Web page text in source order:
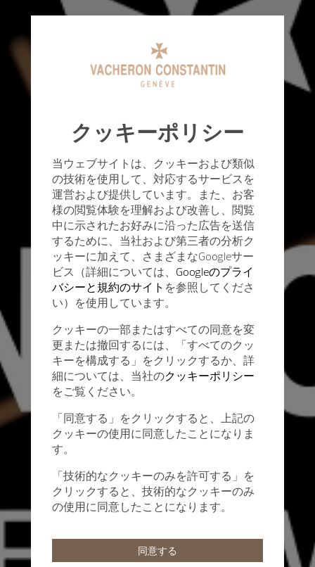
クッキーポリシー
当ウェブサイトは、クッキーおよび類似
の技術を使用して、対応するサービスを
運営および提供しています。また、お客
様の閲覧体験を理解および改善し、閲覧
中に示されたお好みに沿った広告を送信
するために、当社および第三者の分析ク
ッキーに加えて、さまざまなGoogleサー
ビス（詳細については、 Googleのプライ
バシーと規約のサイト を参照してくださ
い）を使用しています。
クッキーの一部またはすべての同意を変
更または撤回するには、「すべてのクッ
キーを構成する」をクリックするか、詳
細については、当社のクッキーポリシー
をご覧ください。
「同意する」をクリックすると、上記の
クッキーの使用に同意したことになりま
す。
「技術的なクッキーのみを許可する」を
クリックすると、技術的なクッキーのみ
の使用に同意したことになります。
同意する